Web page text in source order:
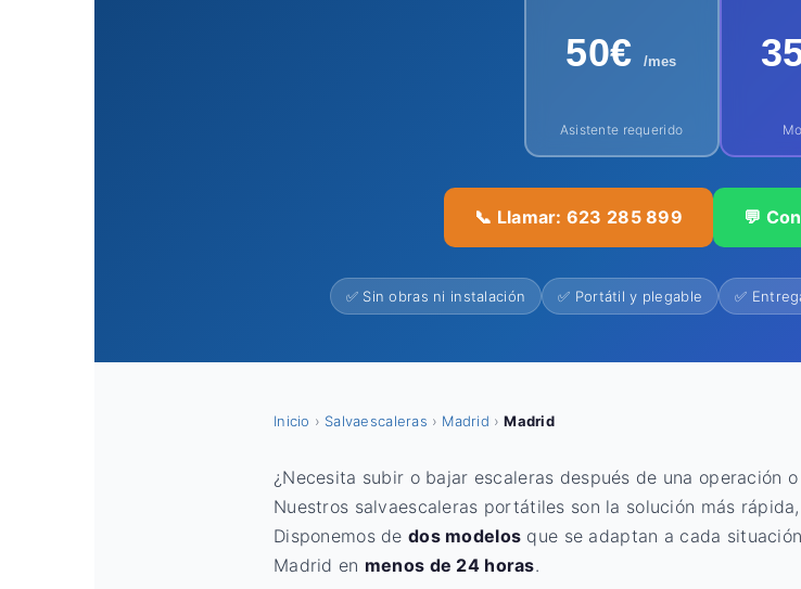
50€ /mes
Asistente requerido
📞 Llamar: 623 285 899 💬
✅ Sin obras ni instalación ✅ Portátil y plegable ✅
Inicio › Salvaescaleras › Madrid › Madrid
¿Necesita subir o bajar escaleras después de una operación
Nuestros salvaescaleras portátiles son la solución más
Disponemos de dos modelos que se adaptan a cada
Madrid en menos de 24 horas.